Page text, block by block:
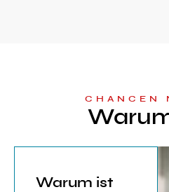
CHANCEN
Warum ist